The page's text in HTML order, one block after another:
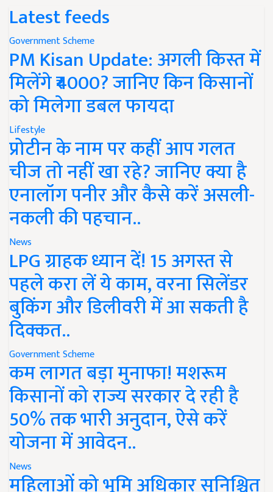
Latest feeds
Government Scheme
PM Kisan Update: अगली किस्त में
मिलेंगे ₹4000? जानिए किन किसानों
को मिलेगा डबल फायदा
Lifestyle
प्रोटीन के नाम पर कहीं आप गलत
चीज तो नहीं खा रहे? जानिए क्या है
एनालॉग पनीर और कैसे करें असली-
नकली की पहचान..
News
LPG ग्राहक ध्यान दें! 15 अगस्त से
पहले करा लें ये काम, वरना सिलेंडर
बुकिंग और डिलीवरी में आ सकती है
दिक्कत..
Government Scheme
कम लागत बड़ा मुनाफा! मशरूम
किसानों को राज्य सरकार दे रही है
50% तक भारी अनुदान, ऐसे करें
योजना में आवेदन..
News
महिलाओं को भूमि अधिकार सुनिश्चित